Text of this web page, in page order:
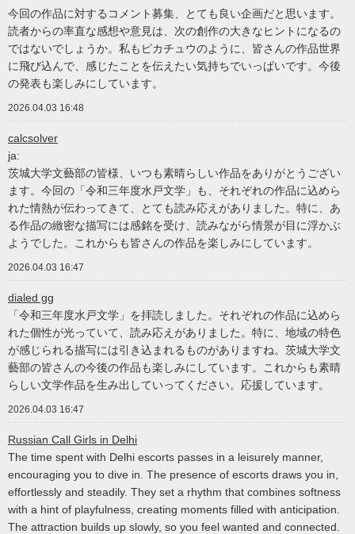
今回の作品に対するコメント募集、とても良い企画だと思います。
読者からの率直な感想や意見は、次の創作の大きなヒントになるの
ではないでしょうか。私もピカチュウのように、皆さんの作品世界
に飛び込んで、感じたことを伝えたい気持ちでいっぱいです。今後
の発表も楽しみにしています。
2026.04.03 16:48
calcsolver
ja:
茨城大学文藝部の皆様、いつも素晴らしい作品をありがとうござい
ます。今回の「令和三年度水戸文学」も、それぞれの作品に込めら
れた情熱が伝わってきて、とても読み応えがありました。特に、あ
る作品の緻密な描写には感銘を受け、読みながら情景が目に浮かぶ
ようでした。これからも皆さんの作品を楽しみにしています。
2026.04.03 16:47
dialed gg
「令和三年度水戸文学」を拝読しました。それぞれの作品に込めら
れた個性が光っていて、読み応えがありました。特に、地域の特色
が感じられる描写には引き込まれるものがありますね。茨城大学文
藝部の皆さんの今後の作品も楽しみにしています。これからも素晴
らしい文学作品を生み出していってください。応援しています。
2026.04.03 16:47
Russian Call Girls in Delhi
The time spent with Delhi escorts passes in a leisurely manner,
encouraging you to dive in. The presence of escorts draws you in,
effortlessly and steadily. They set a rhythm that combines softness
with a hint of playfulness, creating moments filled with anticipation.
The attraction builds up slowly, so you feel wanted and connected.